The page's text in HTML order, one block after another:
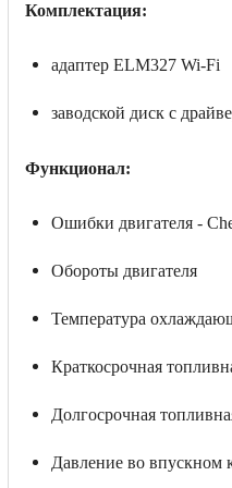
Комплектация:
адаптер ELM327 Wi-Fi
заводской диск с
Функционал:
Ошибки двигателя -
Обороты двигателя
Температура
Краткосрочная
Долгосрочная
Давление во впускном